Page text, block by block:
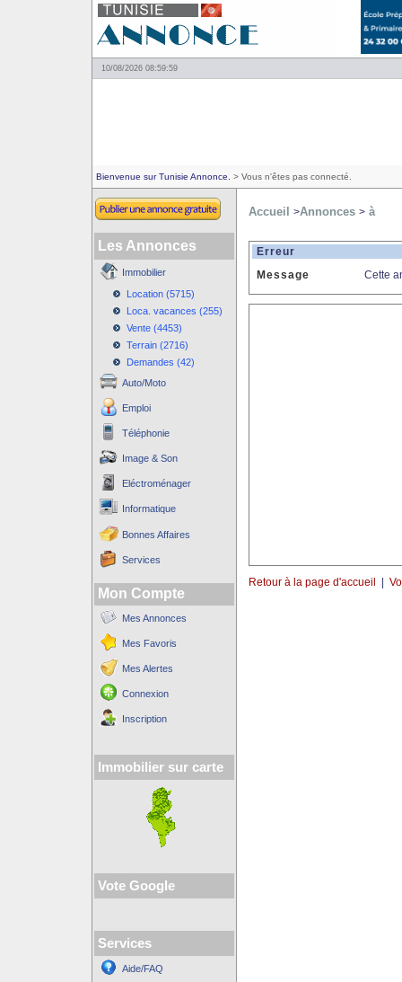
10/08/2026 08:59:59
Bienvenue sur Tunisie Annonce. > Vous n'êtes pas connecté.
Les Annonces
Immobilier
Location (5715)
Loca. vacances (255)
Vente (4453)
Terrain (2716)
Demandes (42)
Auto/Moto
Emploi
Téléphonie
Image & Son
Eléctroménager
Informatique
Bonnes Affaires
Services
Mon Compte
Mes Annonces
Mes Favoris
Mes Alertes
Connexion
Inscription
Immobilier sur carte
Vote Google
Services
Aide/FAQ
Accueil >Annonces >à
Erreur
Message
Cette
Retour à la page d'accueil